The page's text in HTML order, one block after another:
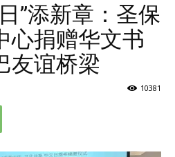
”添新章：圣保
心捐赠华文书
友谊桥梁
10381